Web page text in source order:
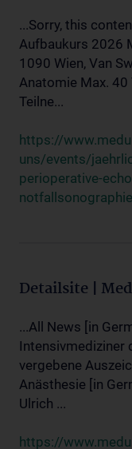
...Sorry, this
Aufbaukurs 2026
1090 Wien, Van
Anatomie Max. 40
Teilne...
https://
uns/events/
perioperative-
Detailsite |
...All News [in
Intensivmediziner
vergebene
Anästhesie [in
Ulrich ...
https://